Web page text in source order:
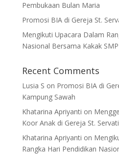
Pembukaan Bulan Maria
Promosi BIA di Gereja St.
Mengikuti Upacara Dalam
Nasional Bersama Kakak
Recent Comments
Lusia S on Promosi BIA di
Kampung Sawah
Khatarina Apriyanti on
Koor Anak di Gereja St.
Khatarina Apriyanti on
Rangka Hari Pendidikan